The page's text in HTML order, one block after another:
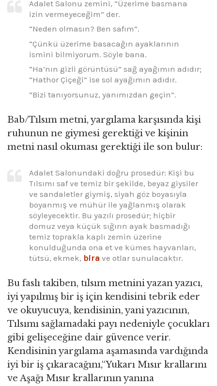
Adalet Salonu zemini, “Üzerime basmana
izin vermeyeceğim” der.
“Neden olmasın? Ben safım”.
“Çünkü üzerime basacağın ayaklarının
ismini bilmiyorum. Söyle bana.
“Ha’nın gizli görüntüsü” sağ ayağımın adıdır;
“Hathor Çiçeği” ise sol ayağımın adıdır.
“Bizi tanıyorsunuz, yanımızdan geçin”.
Bab/Tılsım metni, yargılama karşısında kişi
ruhunun ne giymesi gerektiği ve kişinin
metni nasıl okuması gerektiği ile son bulur:
Adalet Salonundaki doğru prosedür: Kişi bu
Tılsımı saf ve temiz bir şekilde, beyaz giysiler
ve sandaletler giymiş, siyah göz boyasıyla
boyanmış ve mühür ile yağlanmış olarak
söyleyecektir. Bu yazılı prosedür; hiçbir
domuz veya küçük sığırın ayak basmadığı
temiz toprakla kaplı zemin üzerine
konulduğunda ona et ve kümes hayvanları,
tütsü, ekmek, bira ve otlar sunulacaktır.
Bu faslı takiben, tılsım metnini yazan yazıcı,
iyi yapılmış bir iş için kendisini tebrik eder
ve okuyucuya, kendisinin, yani yazıcının,
Tılsımı sağlamadaki payı nedeniyle çocukları
gibi gelişeceğine dair güvence verir.
Kendisinin yargılama aşamasında vardığında
iyi bir iş çıkaracağını,“Yukarı Mısır krallarını
ve Aşağı Mısır krallarının yanına